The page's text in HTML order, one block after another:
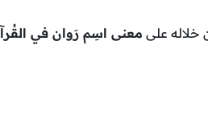
خلاله على معنى اسِم رَوان في